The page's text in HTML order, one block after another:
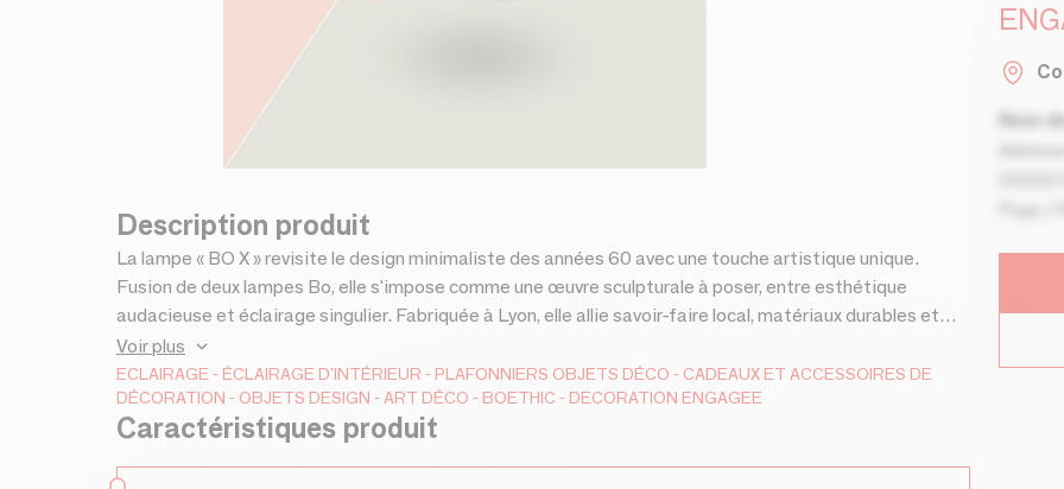
Description produit
La lampe « BO X » revisite le design minimaliste des années 60 avec une touche artistique unique.
Fusion de deux lampes Bo, elle s'impose comme une œuvre sculpturale à poser, entre esthétique
audacieuse et éclairage singulier. Fabriquée à Lyon, elle allie savoir-faire local, matériaux durables et
couleurs vibrantes. Compacte et stylée, elle s’adresse aux architectes, décorateurs et amoureux du
design. Plus qu’un luminaire : une déclaration de style et de personnalité.
Voir plus
ECLAIRAGE ÉCLAIRAGE D'INTÉRIEUR PLAFONNIERS OBJETS DÉCO
CADEAUX ET ACCESSOIRES DE
DÉCORATION
OBJETS DESIGN ART DÉCO BOETHIC - DECORATION ENGAGEE
Caractéristiques produit
Nom